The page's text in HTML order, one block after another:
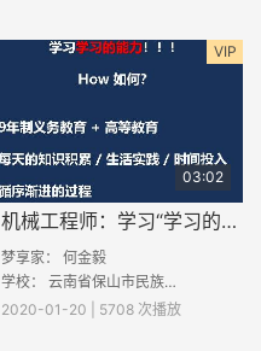
VIP
03:02
机械工程师：学习“学习的能力”
梦享家： 何金毅
学校： 云南省保山市民族中学
2020-01-20 | 5708 次播放